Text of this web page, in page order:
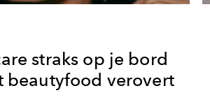
straks op je bord
beautyfood verovert